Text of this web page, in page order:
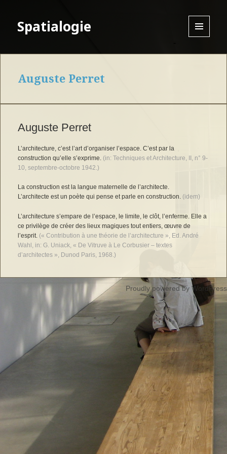
Spatialogie
Auguste Perret
Auguste Perret
L’architecture, c’est l’art d’organiser l’espace. C’est par la
construction qu’elle s’exprime. (in: Techniques et Architecture, II, n° 9-
10, septembre-octobre 1942.)
La construction est la langue maternelle de l’architecte.
L’architecte est un poète qui pense et parle en construction. (idem)
L’architecture s’empare de l’espace, le limite, le clôt, l’enferme. Elle a
ce privilège de créer des lieux magiques tout entiers, œuvre de
l’esprit. (« Contribution à une théorie de l’architecture », Ed. André
Wahl, in: G. Uniack, « De Vitruve à Le Corbusier – textes
d’architectes », Dunod Paris, 1968.)
Proudly powered by WordPress